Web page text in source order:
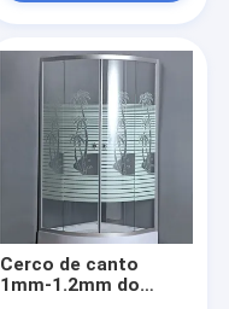
Cerco de canto
1mm-1.2mm do